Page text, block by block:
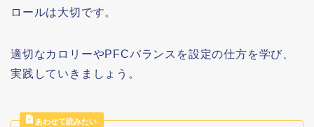
ロールは大切です。
適切なカロリーやPFCバランスを設定の仕方を学び、
実践していきましょう。